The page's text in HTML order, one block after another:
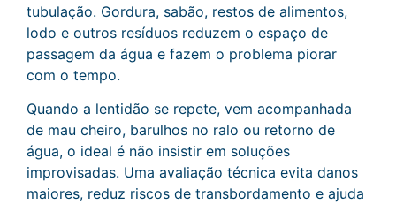
tubulação. Gordura, sabão, restos de alimentos,
lodo e outros resíduos reduzem o espaço de
passagem da água e fazem o problema piorar
com o tempo.
Quando a lentidão se repete, vem acompanhada
de mau cheiro, barulhos no ralo ou retorno de
água, o ideal é não insistir em soluções
improvisadas. Uma avaliação técnica evita danos
maiores, reduz riscos de transbordamento e ajuda